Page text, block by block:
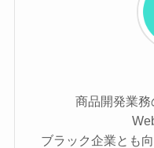
商品開発業務
ブラック企業とも